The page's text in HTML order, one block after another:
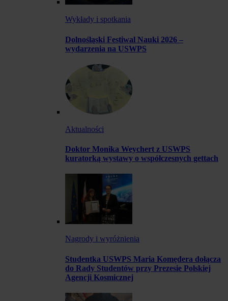
Wykłady i spotkania
Dolnośląski Festiwal Nauki 2026 –
wydarzenia na USWPS
Aktualności
Doktor Monika Weychert z USWPS
kuratorką wystawy o współczesnych gettach
Nagrody i wyróżnienia
Studentka USWPS Maria Komędera dołącza
do Rady Studentów przy Prezesie Polskiej
Agencji Kosmicznej